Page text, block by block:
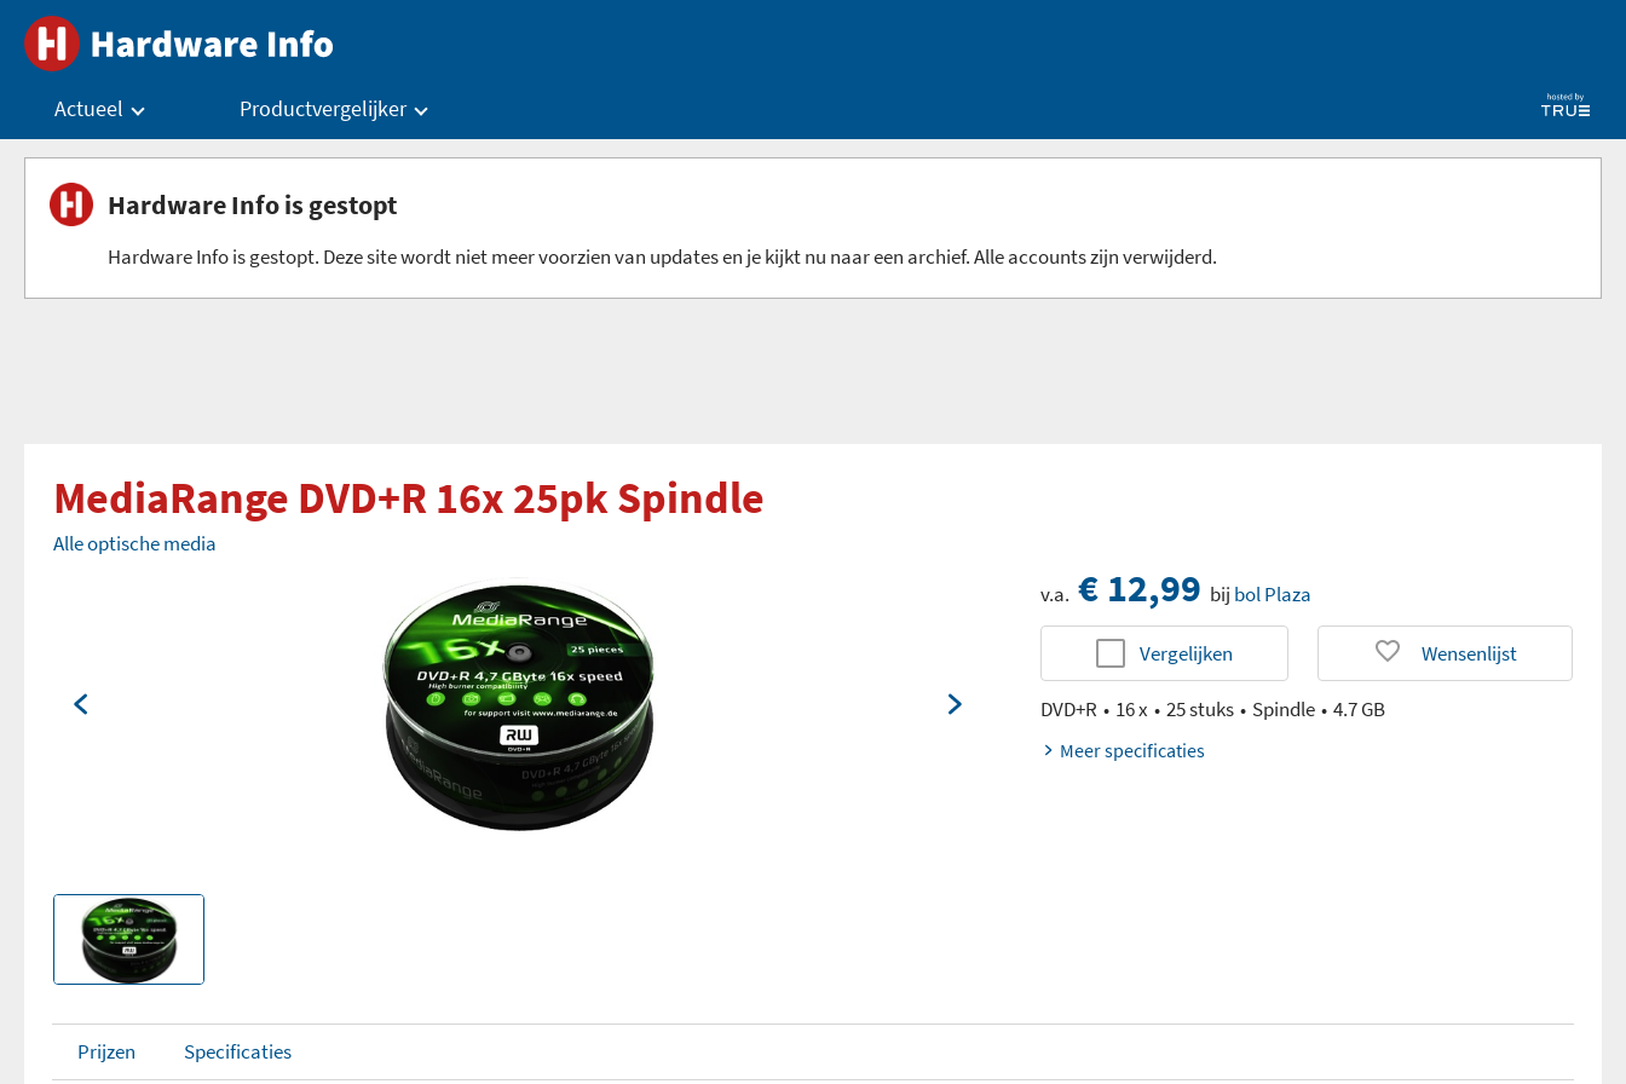
Actueel Productvergelijker
Hardware Info is gestopt
Hardware Info is gestopt. Deze site wordt niet meer voorzien van updates en je kijkt nu naar een archief. Alle accounts zijn verwijderd.
MediaRange DVD+R 16x 25pk Spindle
Alle optische media
v.a. € 12,99 bij bol Plaza
Vergelijken Wensenlijst
DVD+R 16 x 25 stuks Spindle 4.7 GB
Meer specificaties
Prijzen Specificaties